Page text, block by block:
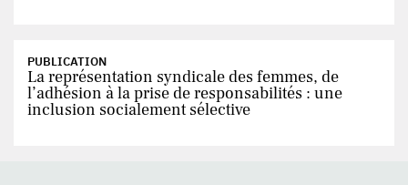
PUBLICATION
La représentation syndicale des femmes, de
l’adhésion à la prise de responsabilités : une
inclusion socialement sélective